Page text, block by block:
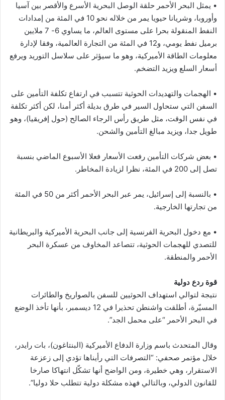
• يمثل البحر الأحمر حلقة الوصل البحرية الأسرع والأقصر بين آسيا
وأوروبا، وشريانا حيويا يمر من خلاله نحو 10 في المئة من إمدادات
النفط المنقولة بحرا على مستوى العالم، ما يساوي 6- 7 ملايين
برميل نفط يومي، و12 في المئة من التجارة العالمية، وفقا لإدارة
معلومات الطاقة الأميركية، وهو ما سيؤثر على سلاسل التوريد ويرفع
أسعار السلع ويزيد التضخم.
• الهجمات والتهديدات الحوثية تتسبب في ارتفاع تكلفة التأمين على
السفن التي ستحاول السير في طرق بديلة أكثر أمنا، لكن أكثر تكلفة
في نفس الوقت، مثل طريق رأس الرجاء الصالح (حول إفريقيا)، وهو
طويل جدا، ويزيد مبالغ التأمين والشحن.
• بعض شركات التأمين رفعت الأسعار فعلا الأسبوع الماضي بنسبة
تصل إلى 200 في المئة، نظرا لزيادة المخاطر.
• بالنسبة إلى إسرائيل، يمر عبر البحر الأحمر أكثر من 50 في المئة
من تجارتها الخارجية.
• مع دخول البحرية الفرنسية إلى جانب البحرية الأميركية والبريطانية
للتصدي للهجمات الحوثية، تتصاعد المخاوف من عسكرة البحر
الأحمر والمنطقة.
قوة ردع دولية
نتيجة لتوالي استهداف الحوثيين للسفن بالصواريخ والطائرات
المسيّرة، أطلقت واشنطن تحذيرا في 12 ديسمبر، بأنها تأخذ الوضع
في البحر الأحمر “على محمل الجد”.
وقال المتحدث باسم وزارة الدفاع الأميركية (البنتاغون)، بات رايدر،
خلال مؤتمر صحفي: “التصرفات التي رأيناها تؤدي إلى زعزعة
الاستقرار، وهي خطيرة، ومن الواضح أنها تشكّل انتهاكا صارخا
للقانون الدولي، وبالتالي فهذه مشكلة دولية تتطلب حلا دوليا”.